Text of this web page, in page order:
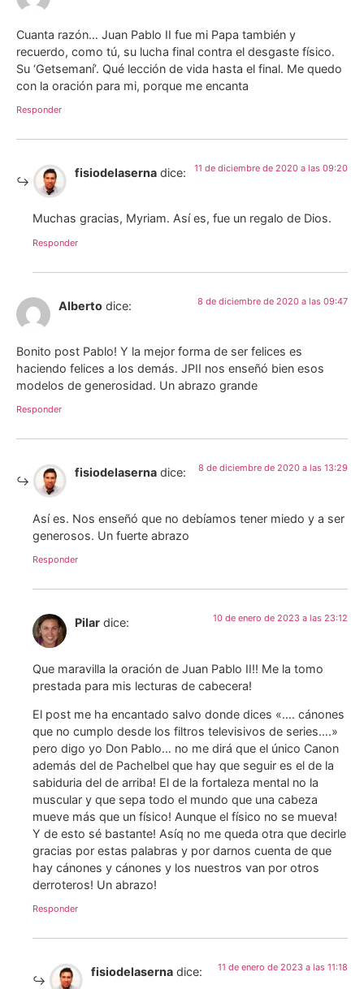
Cuanta razón… Juan Pablo II fue mi Papa también y
recuerdo, como tú, su lucha final contra el desgaste físico.
Su ‘Getsemaní’. Qué lección de vida hasta el final. Me quedo
con la oración para mi, porque me encanta
Responder
fisiodelaserna dice: 11 de diciembre de 2020 a las 09:20
Muchas gracias, Myriam. Así es, fue un regalo de Dios.
Responder
Alberto dice: 8 de diciembre de 2020 a las 09:47
Bonito post Pablo! Y la mejor forma de ser felices es
haciendo felices a los demás. JPII nos enseñó bien esos
modelos de generosidad. Un abrazo grande
Responder
fisiodelaserna dice: 8 de diciembre de 2020 a las 13:29
Así es. Nos enseñó que no debíamos tener miedo y a ser
generosos. Un fuerte abrazo
Responder
Pilar dice: 10 de enero de 2023 a las 23:12
Que maravilla la oración de Juan Pablo II!! Me la tomo
prestada para mis lecturas de cabecera!
El post me ha encantado salvo donde dices «…. cánones
que no cumplo desde los filtros televisivos de series….»
pero digo yo Don Pablo… no me dirá que el único Canon
además del de Pachelbel que hay que seguir es el de la
sabiduria del de arriba! El de la fortaleza mental no la
muscular y que sepa todo el mundo que una cabeza
mueve más que un físico! Aunque el físico no se mueva!
Y de esto sé bastante! Asíq no me queda otra que decirle
gracias por estas palabras y por darnos cuenta de que
hay cánones y cánones y los nuestros van por otros
derroteros! Un abrazo!
Responder
fisiodelaserna dice: 11 de enero de 2023 a las 11:18